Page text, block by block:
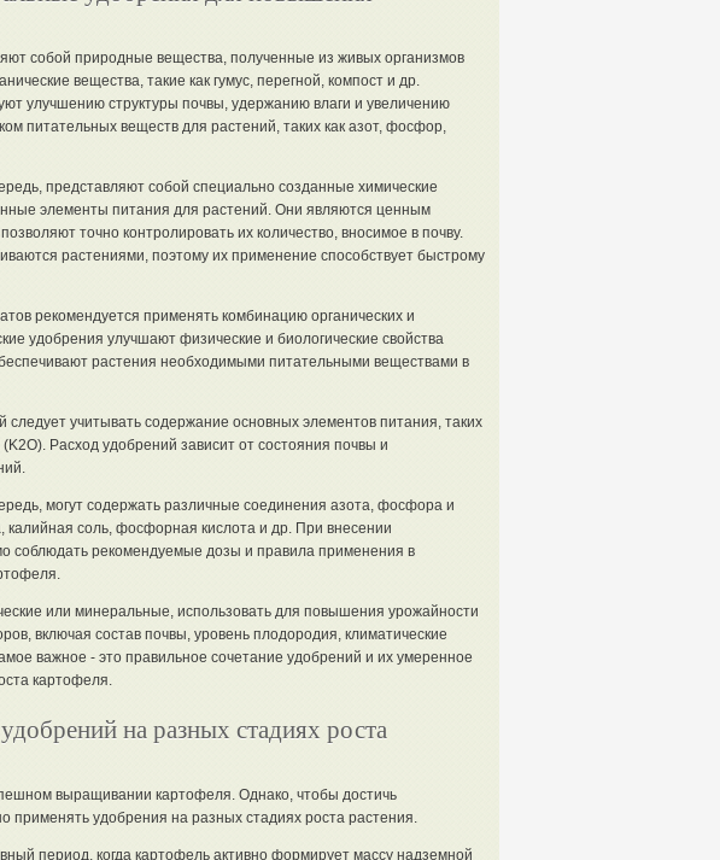
собой природные вещества, полученные из живых организмов
вещества, такие как гумус, перегной, компост и др.
улучшению структуры почвы, удержанию влаги и увеличению
питательных веществ для растений, таких как азот, фосфор,
представляют собой специально созданные химические
элементы питания для растений. Они являются ценным
точно контролировать их количество, вносимое в почву.
растениями, поэтому их применение способствует быстрому
рекомендуется применять комбинацию органических и
удобрения улучшают физические и биологические свойства
растения необходимыми питательными веществами в
следует учитывать содержание основных элементов питания, таких
Расход удобрений зависит от состояния почвы и
могут содержать различные соединения азота, фосфора и
калийная соль, фосфорная кислота и др. При внесении
соблюдать рекомендуемые дозы и правила применения в
или минеральные, использовать для повышения урожайности
включая состав почвы, уровень плодородия, климатические
важное - это правильное сочетание удобрений и их умеренное
картофеля.
на разных стадиях роста
выращивании картофеля. Однако, чтобы достичь
применять удобрения на разных стадиях роста растения.
период, когда картофель активно формирует массу надземной